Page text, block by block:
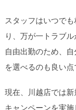
スタッフはいつで
り、万が一トラブ
自由出勤のため、
を選べるのも良い点
現在、川越店では
キャンペーンを実